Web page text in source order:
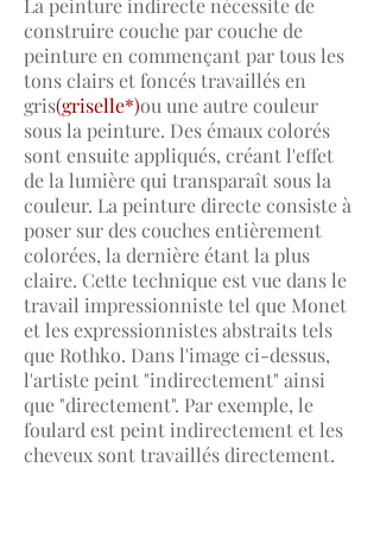
La peinture indirecte nécessite de
construire couche par couche de
peinture en commençant par tous les
tons clairs et foncés travaillés en
gris(griselle*)ou une autre couleur
sous la peinture. Des émaux colorés
sont ensuite appliqués, créant l'effet
de la lumière qui transparaît sous la
couleur. La peinture directe consiste à
poser sur des couches entièrement
colorées, la dernière étant la plus
claire. Cette technique est vue dans le
travail impressionniste tel que Monet
et les expressionnistes abstraits tels
que Rothko. Dans l'image ci-dessus,
l'artiste peint "indirectement" ainsi
que "directement". Par exemple, le
foulard est peint indirectement et les
cheveux sont travaillés directement.